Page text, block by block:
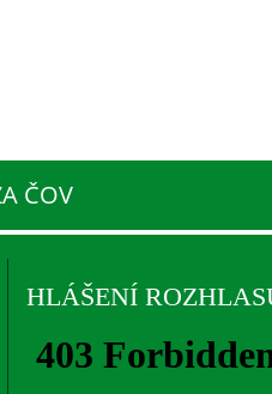
ČOV
HLÁŠENÍ